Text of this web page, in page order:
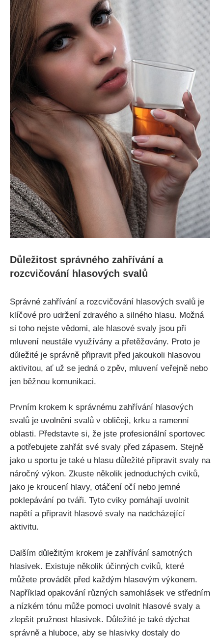
Důležitost⁣ správného zahřívání a
rozcvičování hlasových⁢ svalů
Správné​ zahřívání a rozcvičování hlasových svalů je
klíčové​ pro udržení zdravého a silného hlasu. Možná
si toho nejste vědomi, ale hlasové svaly jsou​ při
mluvení ⁢neustále‌ využívány⁢ a⁣ přetěžovány. Proto je
⁣důležité je správně připravit před jakoukoli hlasovou ​
aktivitou, ⁤ať ⁢už‌ se jedná o zpěv, mluvení veřejně nebo⁢
jen běžnou komunikaci.
Prvním krokem k ⁢správnému ‍zahřívání hlasových
svalů je uvolnění svalů v obličeji, krku‍ a ⁣ramenní
oblasti. ⁣Představte ‍si, ⁣že jste profesionální sportovec‌
a potřebujete zahřát ​své svaly‍ před zápasem. Stejně
jako u sportu je také u hlasu⁣ důležité⁤ připravit svaly na⁢
náročný výkon. Zkuste několik jednoduchých cviků,
jako ⁤je ⁤kroucení hlavy,​ otáčení očí nebo jemné
poklepávání po tváři. ⁤Tyto cviky pomáhají uvolnit
napětí⁣ a připravit hlasové svaly na nadcházející
aktivitu.
Dalším důležitým krokem je zahřívání samotných
hlasivek. Existuje několik účinných ⁢cviků, které‍
můžete provádět před každým hlasovým výkonem.
⁢Například opakování různých samohlásek ve středním​
a ⁢nízkém tónu může ‍pomoci ⁢uvolnit hlasové⁤ svaly a
zlepšit pružnost⁣ hlasivek. ⁣Důležité je také ‍dýchat
správně⁢ a hluboce, aby se hlasivky dostaly do